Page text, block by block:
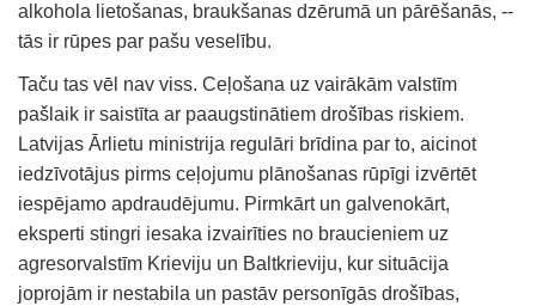
alkohola lietošanas, braukšanas dzērumā un pārēšanās, --
tās ir rūpes par pašu veselību.
Taču tas vēl nav viss. Ceļošana uz vairākām valstīm
pašlaik ir saistīta ar paaugstinātiem drošības riskiem.
Latvijas Ārlietu ministrija regulāri brīdina par to, aicinot
iedzīvotājus pirms ceļojumu plānošanas rūpīgi izvērtēt
iespējamo apdraudējumu. Pirmkārt un galvenokārt,
eksperti stingri iesaka izvairīties no braucieniem uz
agresorvalstīm Krieviju un Baltkrieviju, kur situācija
joprojām ir nestabila un pastāv personīgās drošības,